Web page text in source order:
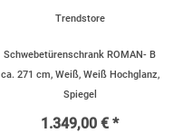
Trendstore
Schwebetürenschrank ROMAN- B
ca. 271 cm, Weiß, Weiß Hochglanz,
Spiegel
1.349,00 € *